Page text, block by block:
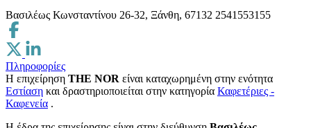
Βασιλέως Κωνσταντίνου 26-32, Ξάνθη, 67132 2541553155
Πληροφορίες
Η επιχείρηση THE NOR είναι καταχωρημένη στην ενότητα
Εστίαση και δραστηριοποιείται στην κατηγορία Καφετέριες -
Καφενεία .